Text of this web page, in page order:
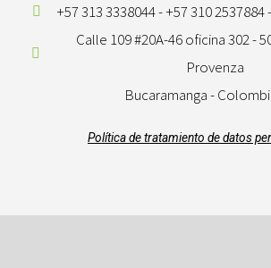
+57 313 3338044 - +57 310 2537884
Calle 109 #20A-46 oficina 302 -
Provenza
Bucaramanga -
Política de tratamiento de datos